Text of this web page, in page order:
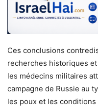
Ces conclusions
recherches historiques
les médecins militaires
campagne de Russie au
les poux et les